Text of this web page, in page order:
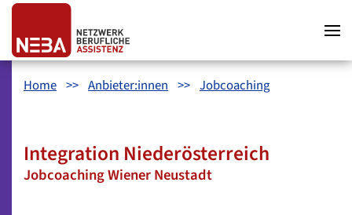
Zum Hauptinhalt springen
Zum Hauptmenü springen
Zum Footer springen
Home Anbieter:innen Jobcoaching
Integration Niederösterreich
Jobcoaching Wiener Neustadt